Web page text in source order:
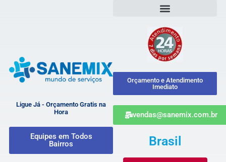
Ligue Já - Orçamento Gratis na
Hora
Equipes em Todos
Bairros
Orçamento e Atendimento
Imediato
vendas@sanemix.com.br
Brasil